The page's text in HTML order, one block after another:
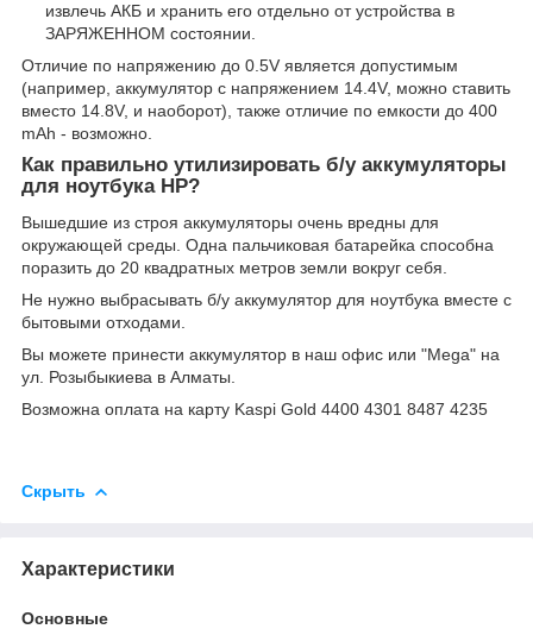
извлечь АКБ и хранить его отдельно от устройства в
ЗАРЯЖЕННОМ состоянии.
Отличие по напряжению до 0.5V является допустимым
(например, аккумулятор с напряжением 14.4V, можно ставить
вместо 14.8V, и наоборот), также отличие по емкости до 400
mAh - возможно.
Как правильно утилизировать б/у аккумуляторы
для ноутбука HP?
Вышедшие из строя аккумуляторы очень вредны для
окружающей среды. Одна пальчиковая батарейка способна
поразить до 20 квадратных метров земли вокруг себя.
Не нужно выбрасывать б/у аккумулятор для ноутбука вместе с
бытовыми отходами.
Вы можете принести аккумулятор в наш офис или "Mega" на
ул. Розыбыкиева в Алматы.
Возможна оплата на карту Kaspi Gold 4400 4301 8487 4235
Скрыть
Характеристики
Основные